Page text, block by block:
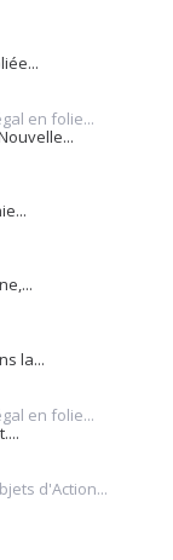
en folie...
la...
en folie...
d'Action...